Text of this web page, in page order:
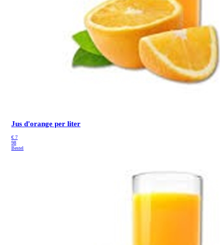
Jus d'orange per liter
€ 7
98
Bestel